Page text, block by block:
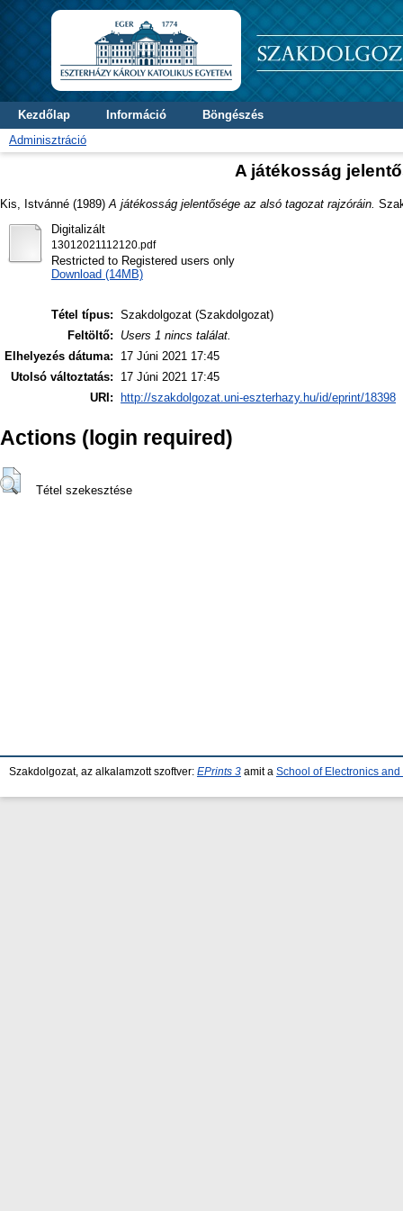
Kezdőlap Információ
Böngészés
Adminisztráció
A játékosság
Kis, Istvánné (1989) A játékosság jelentősége az alsó tagozat rajzóráin.
Digitalizált
13012021112120.pdf
Restricted to Registered users only
Download (14MB)
Tétel típus: Szakdolgozat (Szakdolgozat)
Feltöltő:
Users 1 nincs találat.
Elhelyezés dátuma:
17 Júni 2021 17:45
Utolsó változtatás:
17 Júni 2021 17:45
URI:
http://szakdolgozat.uni-eszterhazy.hu/id/eprint/18398
Actions (login required)
Tétel szekesztése
Szakdolgozat, az alkalamzott szoftver: EPrints 3 amit a School of Electronics